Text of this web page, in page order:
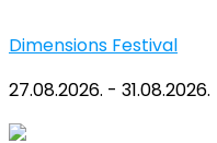
Dimensions Festival
27.08.2026. - 31.08.2026.